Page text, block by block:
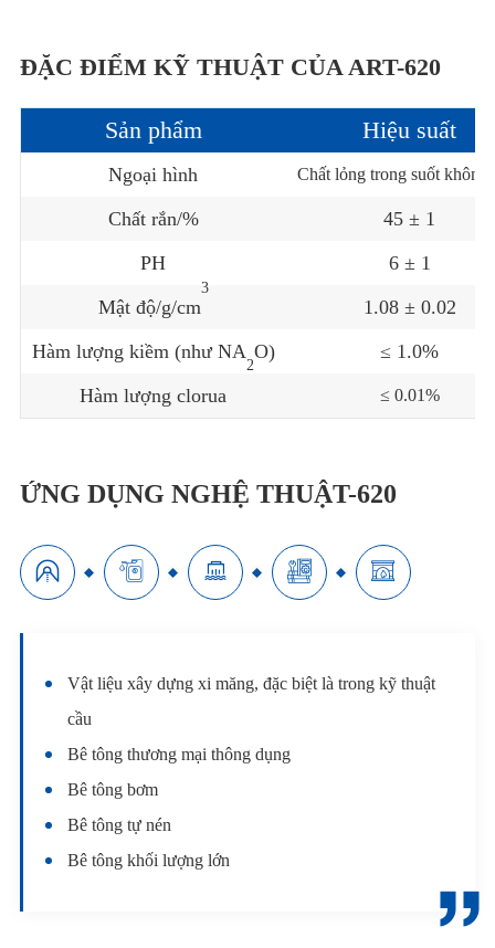
ĐẶC ĐIỂM KỸ THUẬT CỦA ART-620
Sản phẩm Hiệu suất
Ngoại hình Chất lỏng trong suốt không
Chất rắn/%
45 ± 1
PH
6 ± 1
Mật độ/g/cm
3
1.08 ± 0.02
Hàm lượng kiềm (như NA
2
O)
≤ 1.0%
Hàm lượng clorua
≤ 0.01%
ỨNG DỤNG NGHỆ THUẬT-620
    
Vật liệu xây dựng xi măng, đặc biệt là trong kỹ thuật
cầu
Bê tông thương mại thông dụng
Bê tông bơm
Bê tông tự nén
Bê tông khối lượng lớn
